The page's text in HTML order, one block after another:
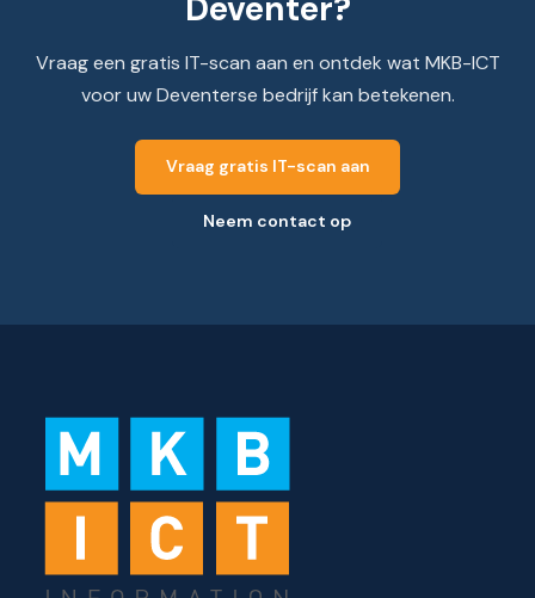
Deventer?
Vraag een gratis IT-scan aan en ontdek wat MKB-ICT
voor uw Deventerse bedrijf kan betekenen.
Vraag gratis IT-scan aan
Neem contact op